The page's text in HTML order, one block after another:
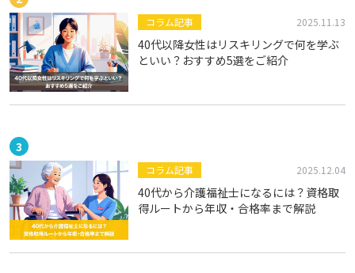
コラム記事 2025.11.13
40代以降女性はリスキリングで何を学ぶ
といい？おすすめ5選をご紹介
コラム記事 2025.12.04
40代から介護福祉士になるには？資格取
得ルートから年収・合格率まで解説